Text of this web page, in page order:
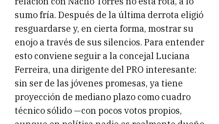
sumo fría. Después de la última derrota eligió
resguardarse y, en cierta forma, mostrar su
enojo a través de sus silencios. Para entender
esto conviene seguir a la concejal Luciana
Ferreira, una dirigente del PRO interesante:
sin ser de las jóvenes promesas, ya tiene
proyección de mediano plazo como cuadro
técnico sólido —con pocos votos propios,